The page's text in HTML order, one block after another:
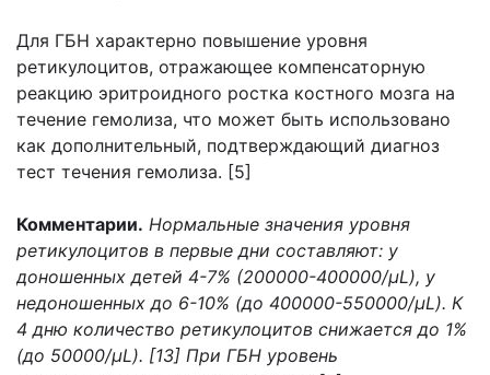
Для ГБН характерно повышение уровня
ретикулоцитов, отражающее компенсаторную
реакцию эритроидного ростка костного мозга на
течение гемолиза, что может быть использовано
как дополнительный, подтверждающий диагноз
тест течения гемолиза. [5]
Комментарии. Нормальные значения уровня
ретикулоцитов в первые дни составляют: у
доношенных детей 4-7% (200000-400000/μL), у
недоношенных до 6-10% (до 400000-550000/μL). К
4 дню количество ретикулоцитов снижается до 1%
(до 50000/μL). [13] При ГБН уровень